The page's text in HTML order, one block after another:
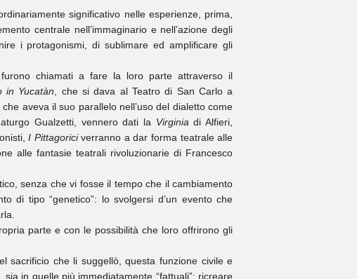
significativo nelle esperienze, prima,
centrale nell’immaginario e nell’azione degli
i protagonismi, di sublimare ed amplificare gli
chiamati a fare la loro parte attraverso il
in Yucatàn , che si dava al Teatro di San Carlo a
aveva il suo parallelo nell’uso del dialetto come
Gualzetti, vennero dati la Virginia di Alfieri,
I Pittagoriciverranno a dar forma teatrale alle
alle fantasie teatrali rivoluzionarie di Francesco
senza che vi fosse il tempo che il cambiamento
di tipo “genetico”: lo svolgersi d’un evento che
parte e con le possibilità che loro offrirono gli
sacrificio che li suggellò, questa funzione civile e
in quelle più immediatamente “fattuali”: ricreare